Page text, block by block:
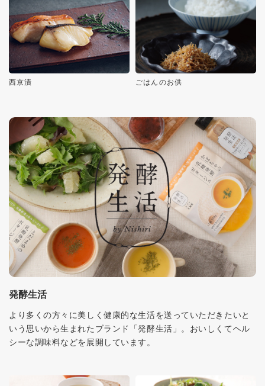
西京漬 ごはんのお供
発酵生活
より多くの方々に美しく健康的な生活を送っていただきたいと
いう思いから生まれたブランド「発酵生活」。おいしくてヘル
シーな調味料などを展開しています。